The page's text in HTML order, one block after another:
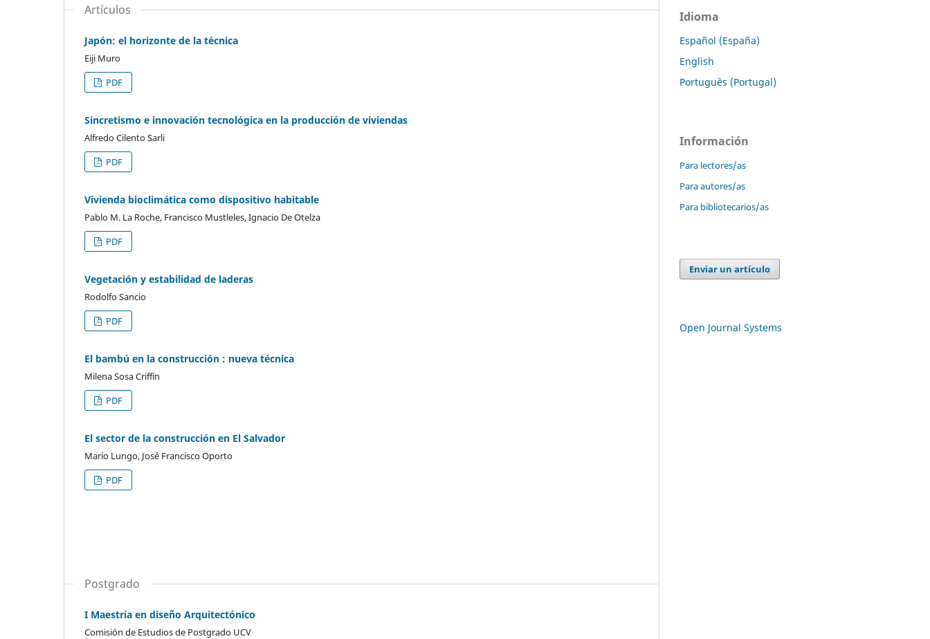
Artículos
Japón: el horizonte de la técnica
Eiji Muro
PDF
Sincretismo e innovación tecnológica en la producción de viviendas
Alfredo Cilento Sarli
PDF
Vivienda bioclimática como dispositivo habitable
Pablo M. La Roche, Francisco Mustleles, Ignacio De Otelza
PDF
Vegetación y estabilidad de laderas
Rodolfo Sancio
PDF
El bambú en la construcción : nueva técnica
Milena Sosa Criffin
PDF
El sector de la construcción en El Salvador
Mario Lungo, José Francisco Oporto
PDF
Postgrado
I Maestría en diseño Arquitectónico
Comisión de Estudios de Postgrado UCV
Idioma
Español (España)
English
Português (Portugal)
Información
Para lectores/as
Para autores/as
Para bibliotecarios/as
Enviar un artículo
Open Journal Systems